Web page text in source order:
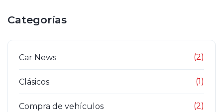
Categorías
Car News (2)
Clásicos (1)
Compra de vehículos (2)